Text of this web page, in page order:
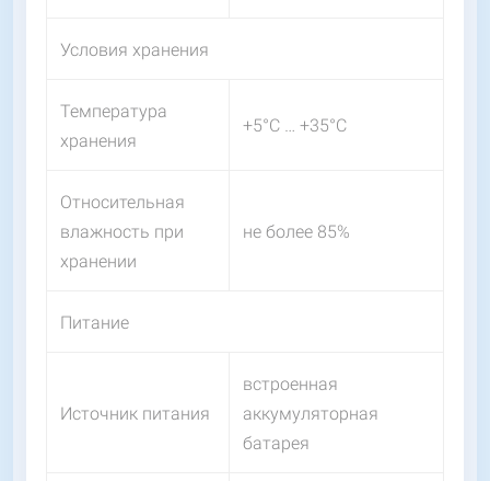
Условия хранения
Температура
хранения
+5°C … +35°C
Относительная
влажность при
хранении
не более 85%
Питание
Источник питания
встроенная
аккумуляторная
батарея